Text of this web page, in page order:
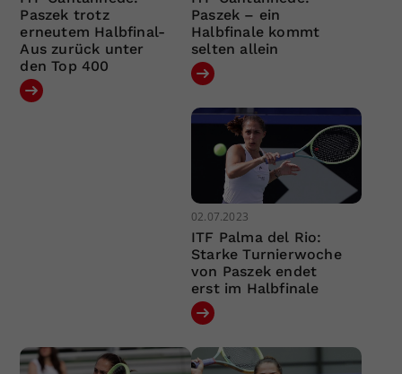
Paszek trotz
erneutem Halbfinal-
Aus zurück unter
den Top 400
Paszek – ein
Halbfinale kommt
selten allein
02.07.2023
ITF Palma del Rio:
Starke Turnierwoche
von Paszek endet
erst im Halbfinale